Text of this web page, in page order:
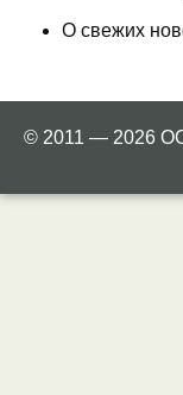
О свежих
© 2011 — 2026